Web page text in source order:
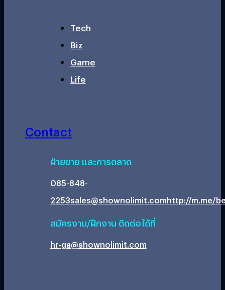
Tech
Biz
Game
Life
Contact
ฝ่ายขาย และการตลาด
085-848-
2253sales@shownolimit.comhttp://m.me/
สมัครงาน/ฝึกงาน ติดต่อได้ที่
hr-ga@shownolimit.com